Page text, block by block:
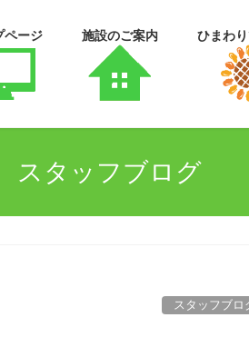
ページ 施設のご案内 ひまわ
スタッフブログ
スタッフブロ